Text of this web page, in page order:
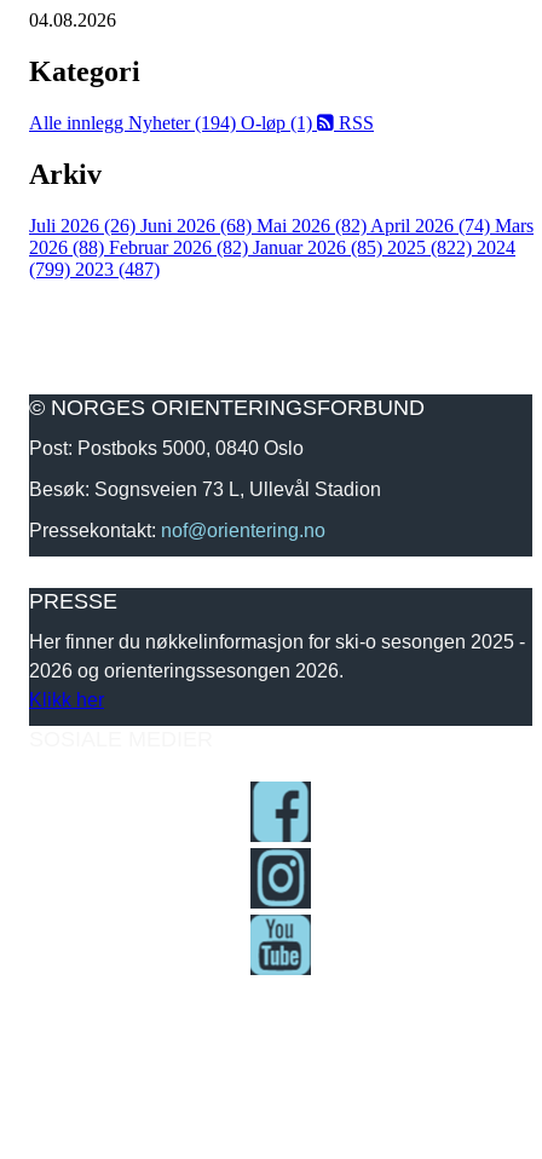
04.08.2026
Kategori
Alle innlegg Nyheter (194) O-løp (1) RSS
Arkiv
Juli 2026 (26) Juni 2026 (68) Mai 2026 (82) April 2026 (74) Mars
2026 (88) Februar 2026 (82) Januar 2026 (85) 2025 (822) 2024
(799) 2023 (487)
© NORGES ORIENTERINGSFORBUND
Post: Postboks 5000, 0840 Oslo
Besøk: Sognsveien 73 L, Ullevål Stadion
Pressekontakt: nof@orientering.no
PRESSE
Her finner du nøkkelinformasjon for ski-o sesongen 2025 -
2026 og orienteringssesongen 2026.
Klikk her